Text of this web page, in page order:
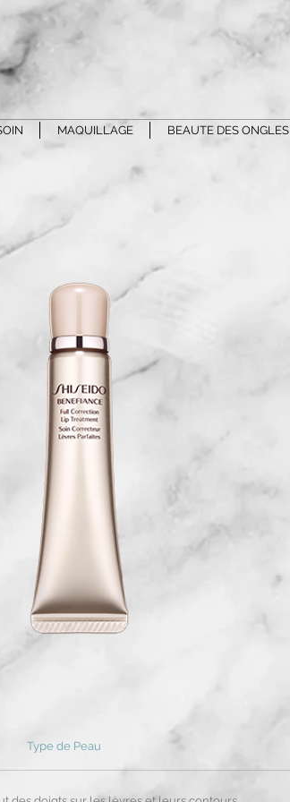
MAQUILLAGE BEAUTE DES ONGLES
Type de Peau